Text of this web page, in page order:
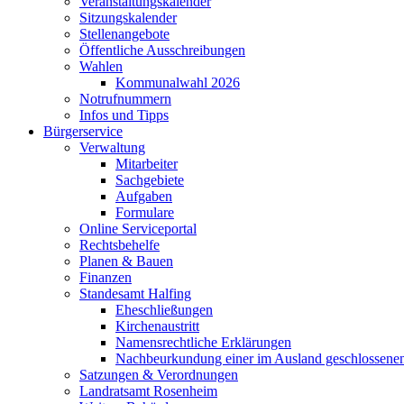
Sitzungskalender
Stellenangebote
Öffentliche Ausschreibungen
Wahlen
Kommunalwahl 2026
Notrufnummern
Infos und Tipps
Bürgerservice
Verwaltung
Mitarbeiter
Sachgebiete
Aufgaben
Formulare
Online Serviceportal
Rechtsbehelfe
Planen & Bauen
Finanzen
Standesamt Halfing
Eheschließungen
Kirchenaustritt
Namensrechtliche Erklärungen
Nachbeurkundung einer im Ausland
Satzungen & Verordnungen
Landratsamt Rosenheim